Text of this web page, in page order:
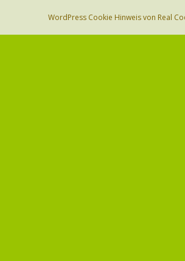
WordPress Cookie Hinweis von Real